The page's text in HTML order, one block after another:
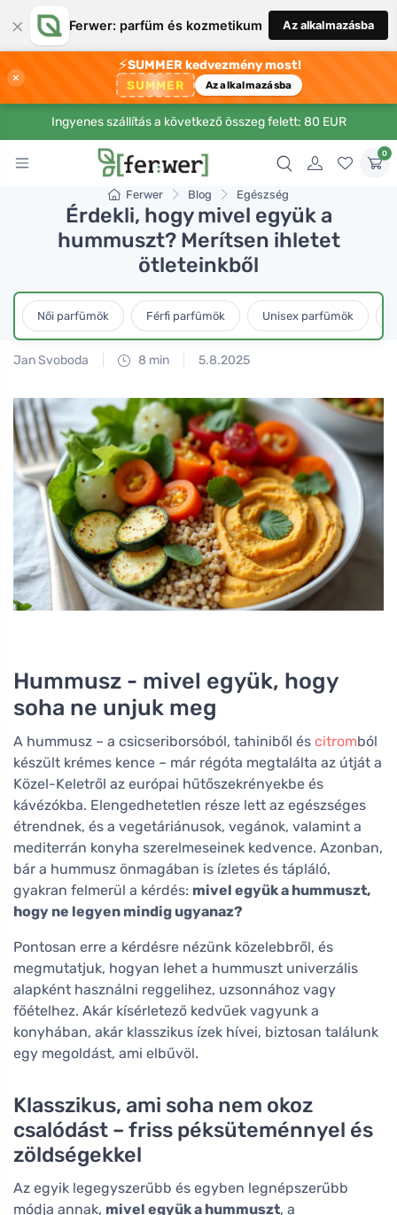
× Ferwer: parfüm és kozmetikum Az alkalmazásba
×
⚡SUMMER kedvezmény most!
SUMMER Az alkalmazásba
Ingyenes szállítás a következő összeg felett: 80 EUR
0
Ferwer Blog Egészség
Érdekli, hogy mivel együk a
hummuszt? Merítsen ihletet
ötleteinkből
Női parfümök Férfi parfümök Unisex parfümök
Jan Svoboda 8 min 5.8.2025
Hummusz - mivel együk, hogy
soha ne unjuk meg
A hummusz – a csicseriborsóból, tahiniből és citromból
készült krémes kence – már régóta megtalálta az útját a
Közel-Keletről az európai hűtőszekrényekbe és
kávézókba. Elengedhetetlen része lett az egészséges
étrendnek, és a vegetáriánusok, vegánok, valamint a
mediterrán konyha szerelmeseinek kedvence. Azonban,
bár a hummusz önmagában is ízletes és tápláló,
gyakran felmerül a kérdés: mivel együk a hummuszt,
hogy ne legyen mindig ugyanaz?
Pontosan erre a kérdésre nézünk közelebbről, és
megmutatjuk, hogyan lehet a hummuszt univerzális
alapként használni reggelihez, uzsonnához vagy
főételhez. Akár kísérletező kedvűek vagyunk a
konyhában, akár klasszikus ízek hívei, biztosan találunk
egy megoldást, ami elbűvöl.
Klasszikus, ami soha nem okoz
csalódást – friss péksüteménnyel és
zöldségekkel
Az egyik legegyszerűbb és egyben legnépszerűbb
módja annak, mivel együk a hummuszt, a